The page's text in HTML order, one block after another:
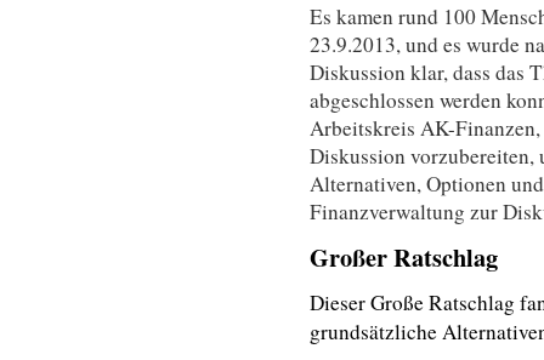
Es kamen rund 100
23.9.2013, und es wurde
Diskussion klar, dass das
abgeschlossen werden
Arbeitskreis AK-
Diskussion vorzubereiten,
Alternativen, Optionen
Finanzverwaltung zur
Großer Ratschlag
Dieser Große Ratschlag
grundsätzliche